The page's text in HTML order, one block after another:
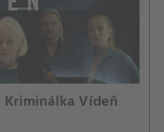
Kriminálka Vídeň